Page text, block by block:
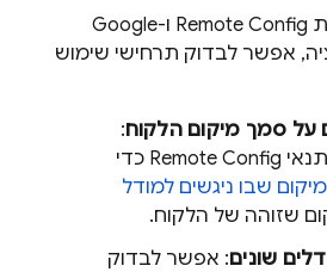
Remote Config ו-Google
אפשר לבדוק תרחישי שימוש
על סמך מיקום הלקוח:
Remote Config כדי
שבו ניגשים למודל
שזוהה של הלקוח.
שונים: אפשר לבדוק